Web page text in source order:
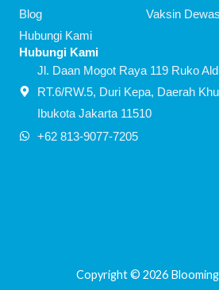
k
Blog
Hubungi Kami
Vaksin
Hubungi Kami
Jl. Daan Mogot Raya 119 Ruko
RT.6/RW.5, Duri Kepa, Daerah
Ibukota Jakarta 11510
+62 813-9077-7205
Copyright © 2026